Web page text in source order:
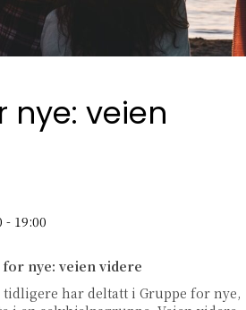
nye: veien
- 19:00
nye: veien videre
har deltatt i Gruppe for nye,